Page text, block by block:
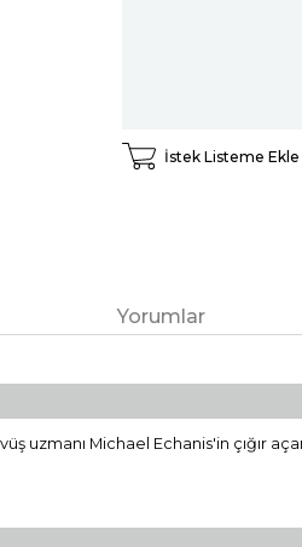
İstek Listeme Ekle
Yorumlar
uzmanı Michael Echanis'in çığır